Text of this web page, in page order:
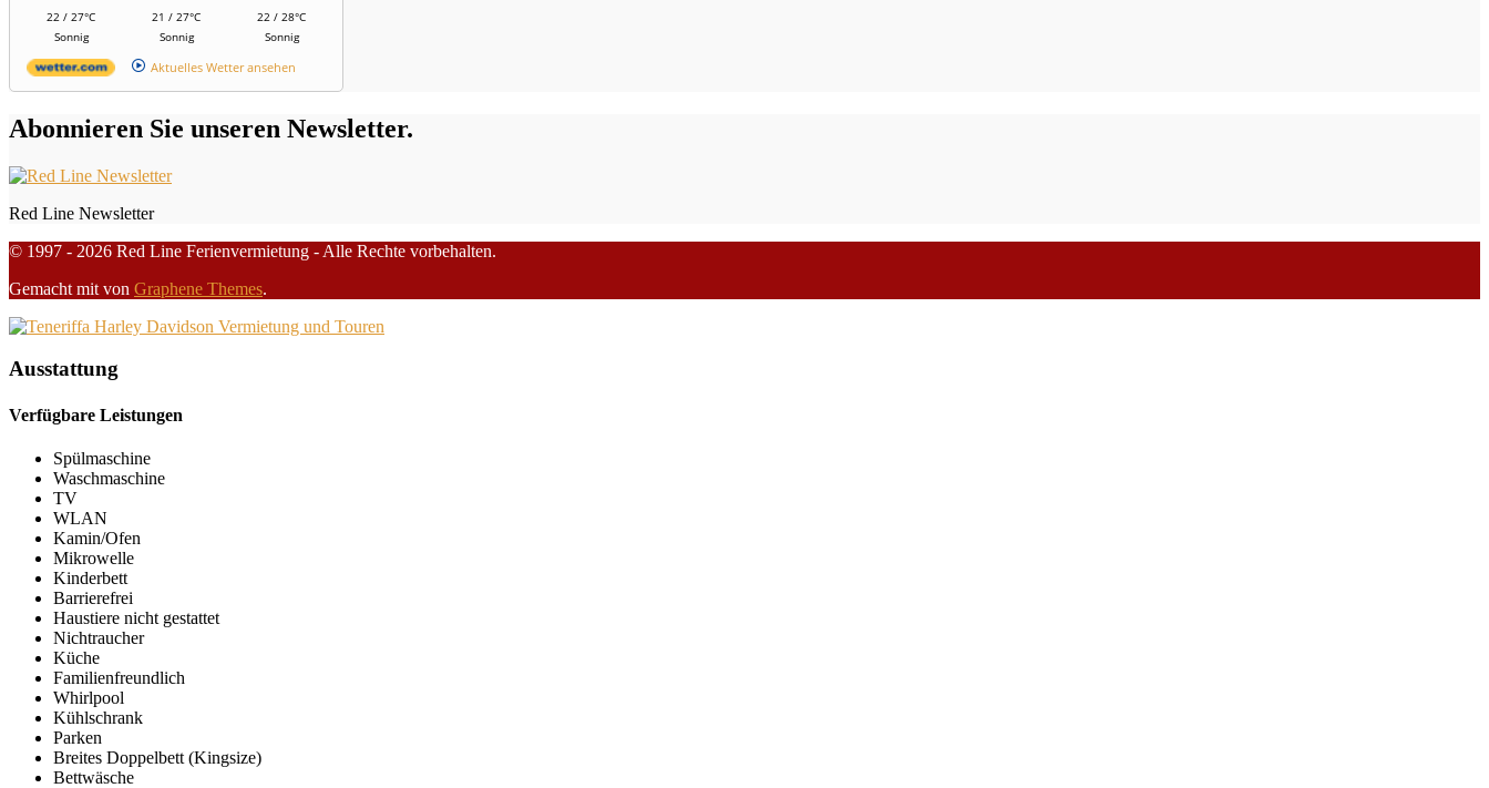
22 / 27°C
Sonnig
21 / 27°C
Sonnig
22 / 28°C
Sonnig
Aktuelles Wetter ansehen
Abonnieren Sie unseren Newsletter.
Red Line Newsletter
© 1997 - 2026 Red Line Ferienvermietung - Alle Rechte vorbehalten.
Gemacht mit von Graphene Themes.
Ausstattung
Verfügbare Leistungen
Spülmaschine
Waschmaschine
TV
WLAN
Kamin/Ofen
Mikrowelle
Kinderbett
Barrierefrei
Haustiere nicht gestattet
Nichtraucher
Küche
Familienfreundlich
Whirlpool
Kühlschrank
Parken
Breites Doppelbett (Kingsize)
Bettwäsche